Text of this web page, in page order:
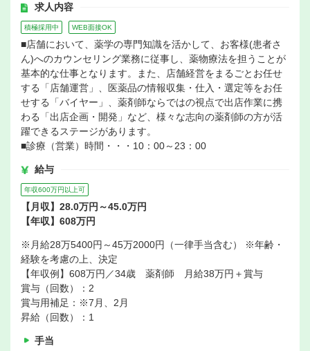
求人内容
積極採用中 WEB面接OK
■店舗において、薬学の専門知識を活かして、お客様(患者さ
ん)へのカウンセリング業務に従事し、薬物療法を担うことが
基本的な仕事となります。また、店舗経営をまるごとお任せ
する「店舗運営」、医薬品の情報収集・仕入・選定等をお任
せする「バイヤー」、薬剤師ならではの視点で出店作業に携
わる「出店企画・開発」など、様々な志向の薬剤師の方が活
躍できるステージがあります。
■診療（営業）時間・・・10：00～23：00
給与
年収600万円以上可
【月収】28.0万円～45.0万円
【年収】608万円
※月給28万5400円～45万2000円（一律手当含む） ※年齢・
経験を考慮の上、決定
【年収例】608万円／34歳 薬剤師 月給38万円＋賞与
賞与（回数）：2
賞与用補足：※7月、2月
昇給（回数）：1
手当